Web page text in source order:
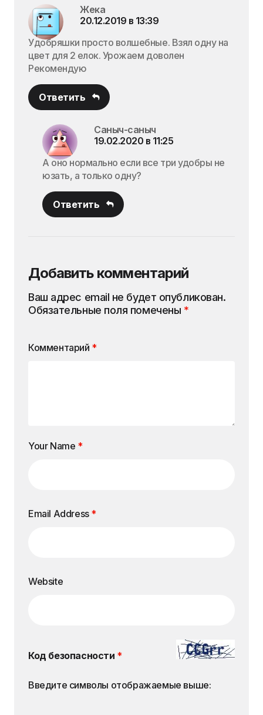
Жека
20.12.2019 в 13:39
Удобряшки просто волшебные. Взял одну на
цвет для 2 елок. Урожаем доволен
Рекомендую
Ответить
Саныч-саныч
19.02.2020 в 11:25
А оно нормально если все три удобры не
юзать, а только одну?
Ответить
Добавить комментарий
Ваш адрес email не будет опубликован.
Обязательные поля помечены *
Комментарий *
Your Name *
Email Address *
Website
Код безопасности *
Введите символы отображаемые выше: